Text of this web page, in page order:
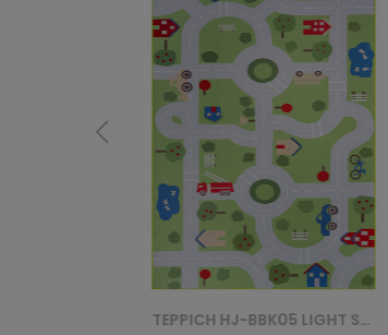
TEPPICH HJ-BBK05 LIGHT SNOOKI BBK - ZIELONY